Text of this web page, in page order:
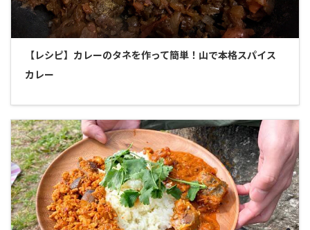
【レシピ】カレーのタネを作って簡単！山で本格スパイス
カレー